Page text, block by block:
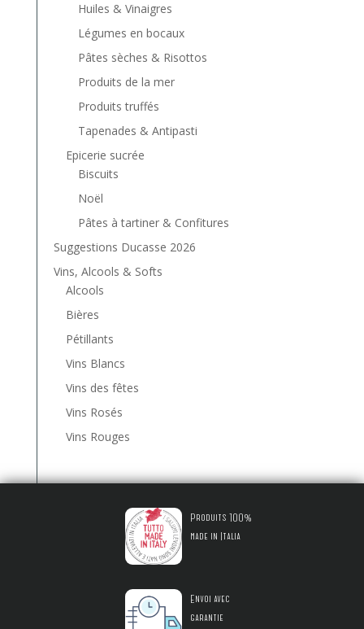
Huiles & Vinaigres
Légumes en bocaux
Pâtes sèches & Risottos
Produits de la mer
Produits truffés
Tapenades & Antipasti
Epicerie sucrée
Biscuits
Noël
Pâtes à tartiner & Confitures
Suggestions Ducasse 2026
Vins, Alcools & Softs
Alcools
Bières
Pétillants
Vins Blancs
Vins des fêtes
Vins Rosés
Vins Rouges
Produits 100%
made in Italia
Envoi avec
garantie